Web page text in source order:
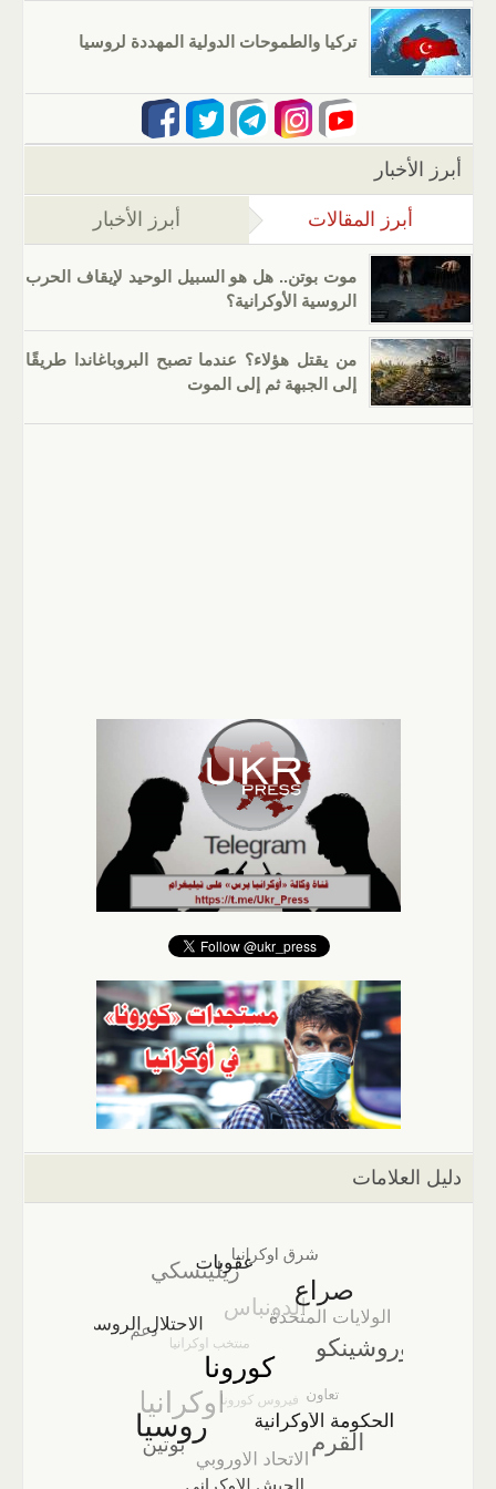
تركيا والطموحات الدولية المهددة لروسيا
أبرز الأخبار
أبرز المقالات (علامة التبويب النشطة)
أبرز الأخبار
موت بوتن.. هل هو السبيل الوحيد لإيقاف الحرب
الروسية الأوكرانية؟
من يقتل هؤلاء؟ عندما تصبح البروباغاندا طريقًا
إلى الجبهة ثم إلى الموت
دليل العلامات